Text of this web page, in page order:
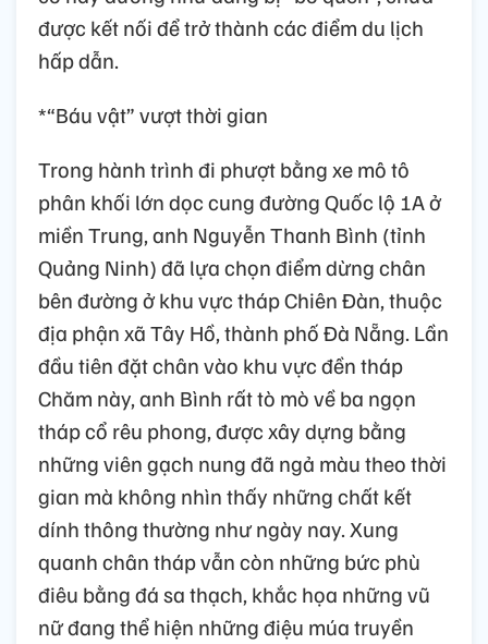
được kết nối để trở thành các điểm du lịch
hấp dẫn.
*“Báu vật” vượt thời gian
Trong hành trình đi phượt bằng xe mô tô
phân khối lớn dọc cung đường Quốc lộ 1A ở
miền Trung, anh Nguyễn Thanh Bình (tỉnh
Quảng Ninh) đã lựa chọn điểm dừng chân
bên đường ở khu vực tháp Chiên Đàn, thuộc
địa phận xã Tây Hồ, thành phố Đà Nẵng. Lần
đầu tiên đặt chân vào khu vực đền tháp
Chăm này, anh Bình rất tò mò về ba ngọn
tháp cổ rêu phong, được xây dựng bằng
những viên gạch nung đã ngả màu theo thời
gian mà không nhìn thấy những chất kết
dính thông thường như ngày nay. Xung
quanh chân tháp vẫn còn những bức phù
điêu bằng đá sa thạch, khắc họa những vũ
nữ đang thể hiện những điệu múa truyền